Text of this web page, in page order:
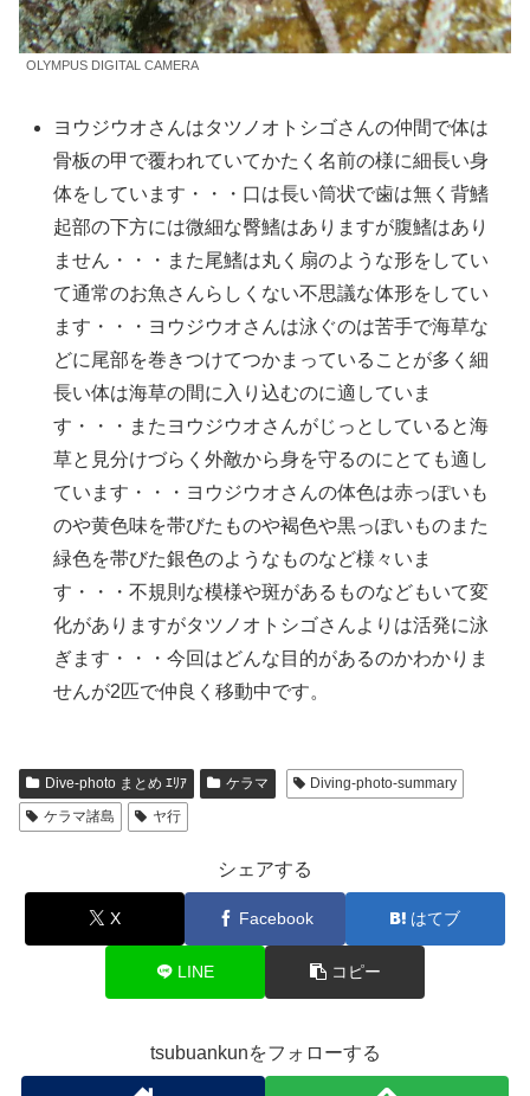
OLYMPUS DIGITAL CAMERA
ヨウジウオさんはタツノオトシゴさんの仲間で体は
骨板の甲で覆われていてかたく名前の様に細長い身
体をしています・・・口は長い筒状で歯は無く背鰭
起部の下方には微細な臀鰭はありますが腹鰭はあり
ません・・・また尾鰭は丸く扇のような形をしてい
て通常のお魚さんらしくない不思議な体形をしてい
ます・・・ヨウジウオさんは泳ぐのは苦手で海草な
どに尾部を巻きつけてつかまっていることが多く細
長い体は海草の間に入り込むのに適していま
す・・・またヨウジウオさんがじっとしていると海
草と見分けづらく外敵から身を守るのにとても適し
ています・・・ヨウジウオさんの体色は赤っぽいも
のや黄色味を帯びたものや褐色や黒っぽいものまた
緑色を帯びた銀色のようなものなど様々いま
す・・・不規則な模様や斑があるものなどもいて変
化がありますがタツノオトシゴさんよりは活発に泳
ぎます・・・今回はどんな目的があるのかわかりま
せんが2匹で仲良く移動中です。
Dive-photo まとめ ｴﾘｱ ケラマ
Diving-photo-summary
ケラマ諸島
ヤ行
シェアする
X Facebook はてブ
LINE コピー
tsubuankunをフォローする